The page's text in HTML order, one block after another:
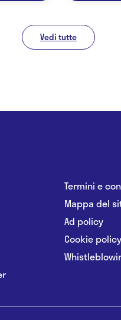
Vedi tutte
Termini e
Mappa del
Ad policy
Cookie policy